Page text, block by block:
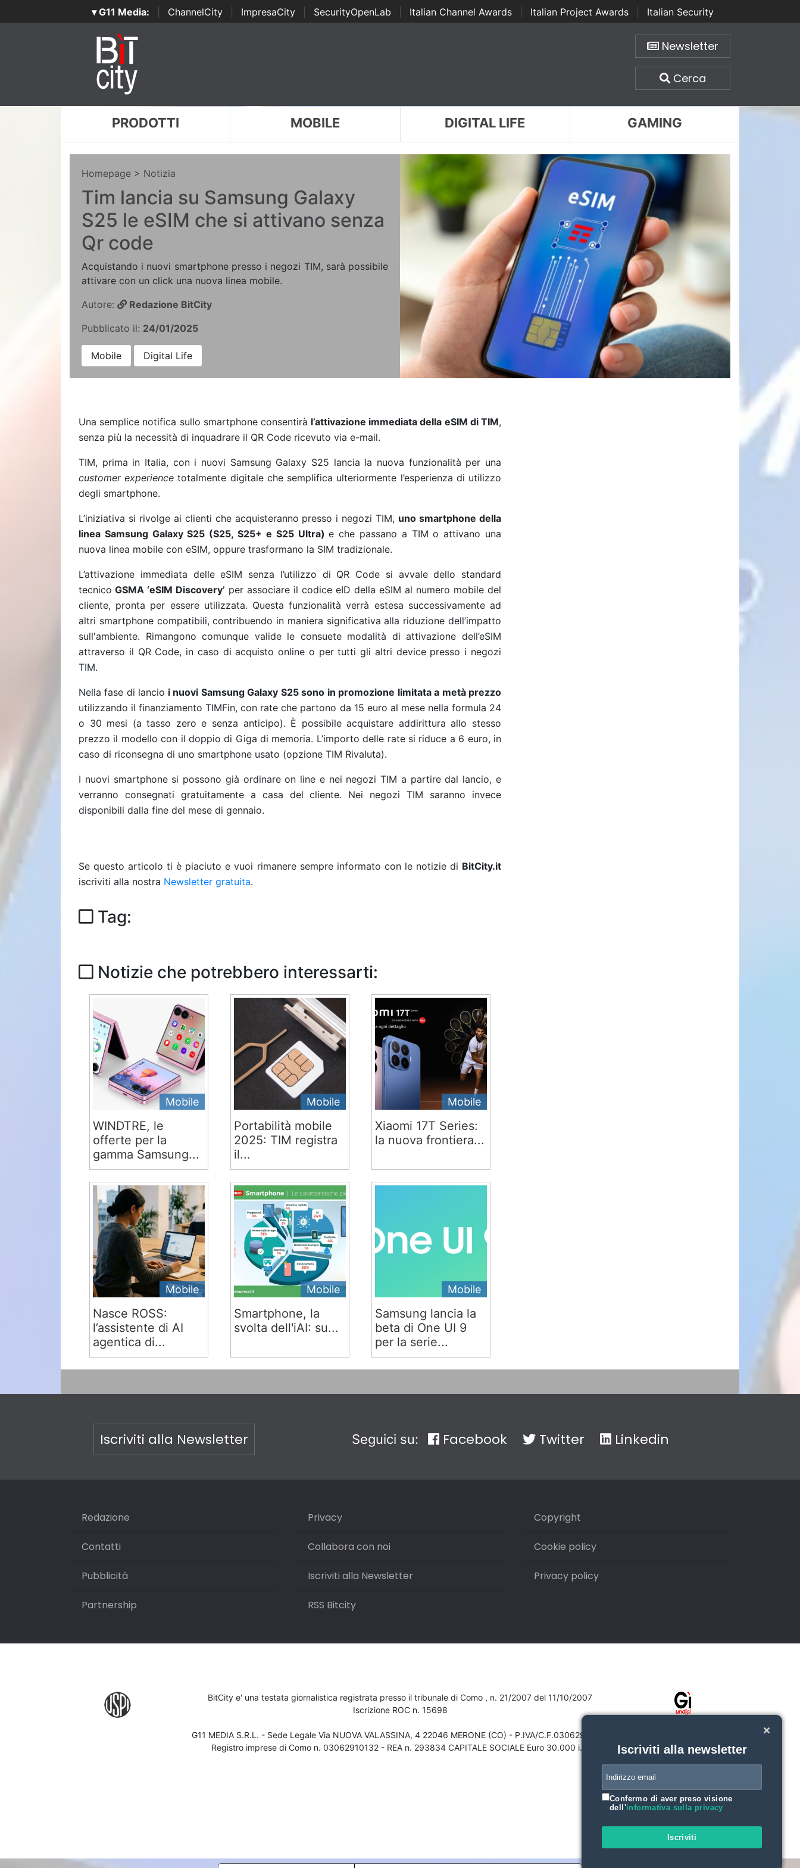
▾ G11 Media: ChannelCity ImpresaCity SecurityOpenLab Italian Channel Awards Italian Project Awards
Italian Security
Awards | ...
Newsletter
Cerca
PRODOTTI MOBILE DIGITAL LIFE GAMING
Homepage > Notizia
Tim lancia su Samsung Galaxy
S25 le eSIM che si attivano senza
Qr code
Acquistando i nuovi smartphone presso i negozi TIM, sarà possibile
attivare con un click una nuova linea mobile.
Autore:
Redazione BitCity
Pubblicato il: 24/01/2025
Mobile Digital Life
Una semplice notifica sullo smartphone consentirà l’attivazione immediata della eSIM di TIM,
senza più la necessità di inquadrare il QR Code ricevuto via e-mail.
TIM, prima in Italia, con i nuovi Samsung Galaxy S25 lancia la nuova funzionalità per una
customer experience totalmente digitale che semplifica ulteriormente l’esperienza di utilizzo
degli smartphone.
L’iniziativa si rivolge ai clienti che acquisteranno presso i negozi TIM, uno smartphone della
linea Samsung Galaxy S25 (S25, S25+ e S25 Ultra)e che passano a TIM o attivano una
nuova linea mobile con eSIM, oppure trasformano la SIM tradizionale.
L’attivazione immediata delle eSIM senza l’utilizzo di QR Code si avvale dello standard
tecnico GSMA ‘eSIM Discovery’ per associare il codice eID della eSIM al numero mobile del
cliente, pronta per essere utilizzata. Questa funzionalità verrà estesa successivamente ad
altri smartphone compatibili, contribuendo in maniera significativa alla riduzione dell’impatto
sull'ambiente. Rimangono comunque valide le consuete modalità di attivazione dell’eSIM
attraverso il QR Code, in caso di acquisto online o per tutti gli altri device presso i negozi
TIM.
Nella fase di lancio i nuovi Samsung Galaxy S25 sono in promozione limitata a metà prezzo
utilizzando il finanziamento TIMFin, con rate che partono da 15 euro al mese nella formula 24
o 30 mesi (a tasso zero e senza anticipo). È possibile acquistare addirittura allo stesso
prezzo il modello con il doppio di Giga di memoria. L’importo delle rate si riduce a 6 euro, in
caso di riconsegna di uno smartphone usato (opzione TIM Rivaluta).
I nuovi smartphone si possono già ordinare on line e nei negozi TIM a partire dal lancio, e
verranno consegnati gratuitamente a casa del cliente. Nei negozi TIM saranno invece
disponibili dalla fine del mese di gennaio.
Se questo articolo ti è piaciuto e vuoi rimanere sempre informato con le notizie di BitCity.it
iscriviti alla nostra Newsletter gratuita.
Tag:
Notizie che potrebbero interessarti:
Mobile
WINDTRE, le
offerte per la
gamma Samsung...
Mobile
Portabilità mobile
2025: TIM registra
il...
Mobile
Xiaomi 17T Series:
la nuova frontiera...
Mobile
Nasce ROSS:
l’assistente di AI
agentica di...
Mobile
Smartphone, la
svolta dell'iAI: su...
Mobile
Samsung lancia la
beta di One UI 9
per la serie...
Iscriviti alla Newsletter Seguici su: Facebook Twitter Linkedin
Redazione
Contatti
Pubblicità
Partnership
Privacy
Collabora con noi
Iscriviti alla Newsletter
RSS Bitcity
Copyright
Cookie policy
Privacy policy
BitCity e' una testata giornalistica registrata presso il tribunale di Como , n. 21/2007 del 11/10/2007
Iscrizione ROC n. 15698
G11 MEDIA S.R.L. - Sede Legale Via NUOVA VALASSINA, 4 22046 MERONE (CO) - P.IVA/C.F.03062910132
Registro imprese di Como n. 03062910132 - REA n. 293834 CAPITALE SOCIALE Euro 30.000 i.v.
Iscriviti alla newsletter
Confermo di aver preso visione
dell'informativa sulla privacy
Iscriviti